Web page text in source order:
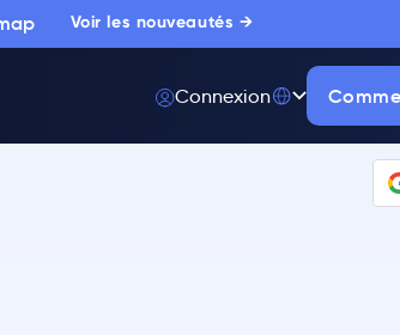
Voir les nouveautés →
Connexion